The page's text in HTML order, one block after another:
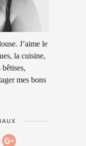
J’aime le
la cuisine,
mes bons